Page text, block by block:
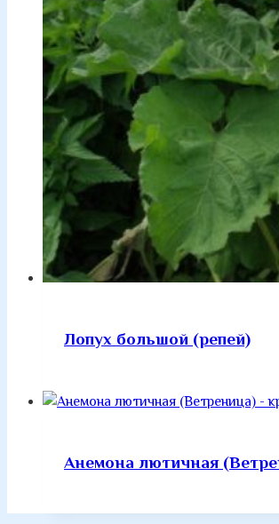
Лопух большой (репей)
Анемона лютичная